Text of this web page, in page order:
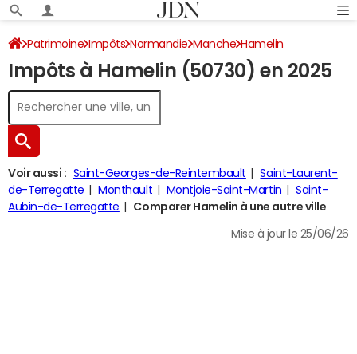
Patrimoine Impôts Normandie Manche Hamelin
Impôt sur le revenu
Impôts à Hamelin (50730) en 2025
Voir aussi : Saint-Georges-de-Reintembault
Saint-Laurent-
de-Terregatte
Monthault Montjoie-Saint-Martin
Saint-
Aubin-de-Terregatte
Comparer Hamelin à une autre ville
Mise à jour le 25/06/26